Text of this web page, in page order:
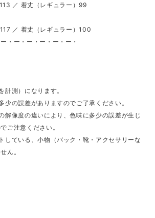
／ 着丈（レギュラー）99
／ 着丈（レギュラー）100
・ー・ー・ー・ー・ー・
計測）になります。
少の誤差がありますのでご了承ください。
解像度の違いにより、色味に多少の誤差が生じ
ご注意ください。
している、小物（バック・靴・アクセサリーな
ん。